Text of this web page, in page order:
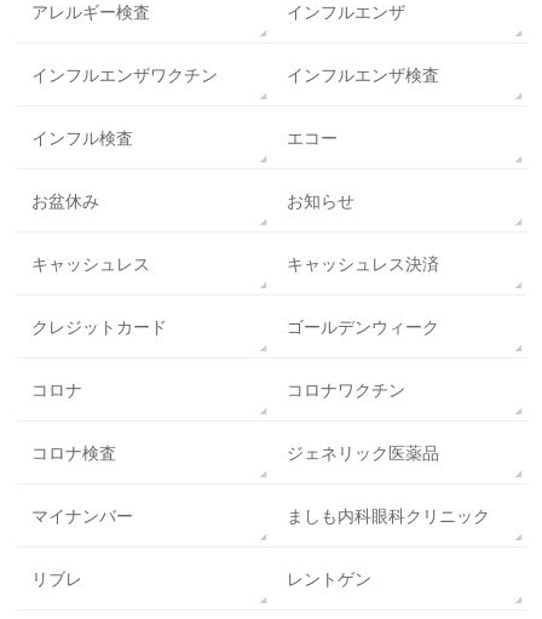
アレルギー検査 インフルエンザ
インフルエンザワクチン インフルエンザ検査
インフル検査 エコー
お盆休み お知らせ
キャッシュレス キャッシュレス決済
クレジットカード ゴールデンウィーク
コロナ コロナワクチン
コロナ検査 ジェネリック医薬品
マイナンバー ましも内科眼科クリニック
リブレ レントゲン